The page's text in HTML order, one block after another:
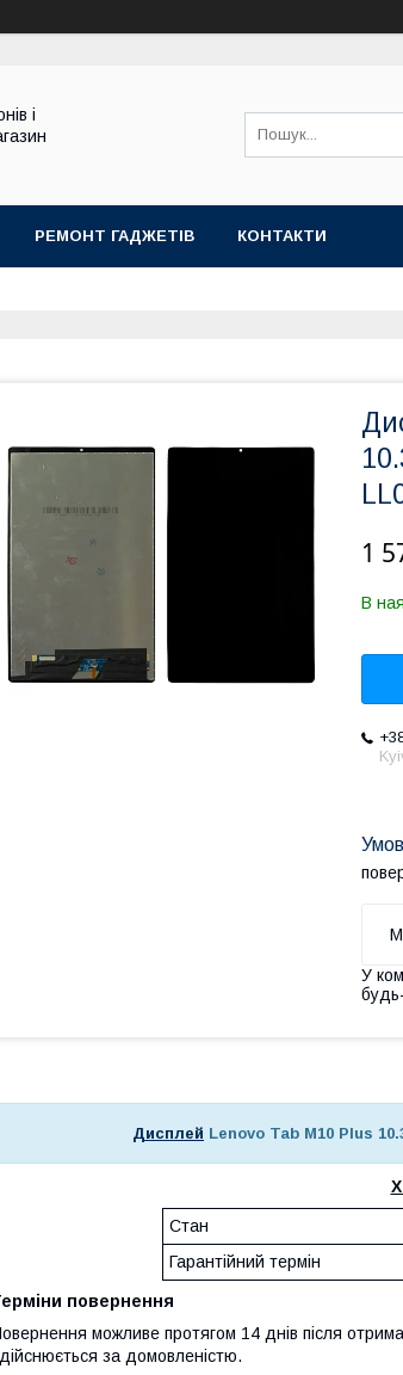
і
РЕМОНТ ГАДЖЕТІВ КОНТАКТИ
1
В
У
Дисплей Lenovo Tab M10 Plus
Стан
Гарантійний термін
повернення
можливе протягом 14 днів після
за домовленістю.